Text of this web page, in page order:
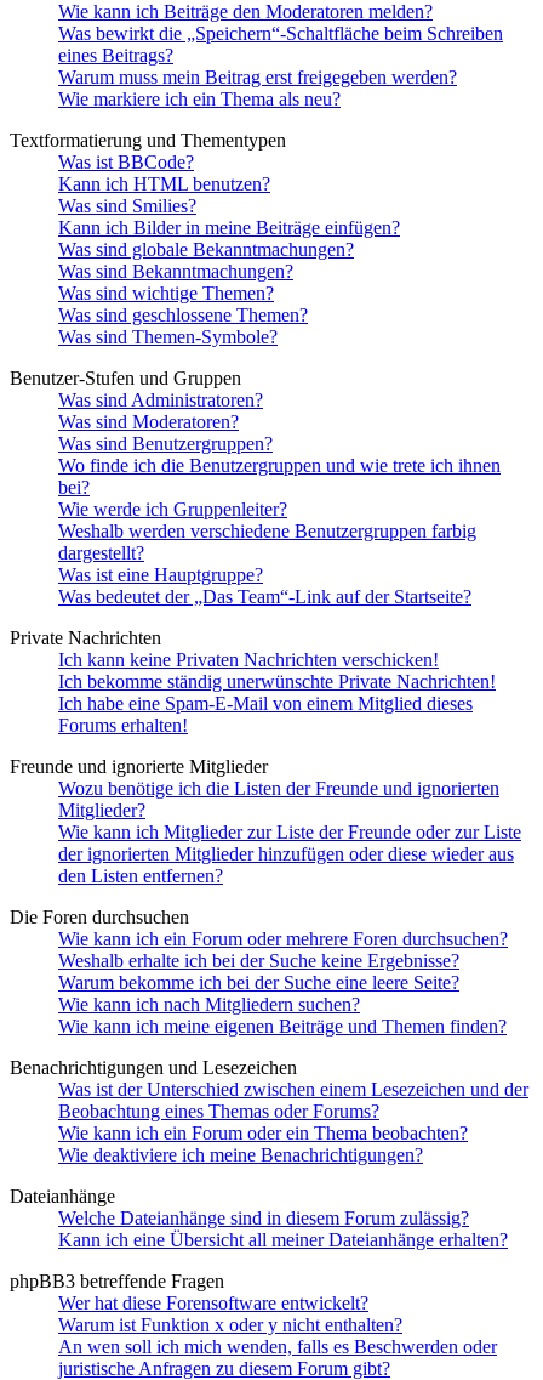
Wie kann ich Beiträge den Moderatoren melden?
Was bewirkt die „Speichern“-Schaltfläche beim Schreiben
eines Beitrags?
Warum muss mein Beitrag erst freigegeben werden?
Wie markiere ich ein Thema als neu?
Textformatierung und Thementypen
Was ist BBCode?
Kann ich HTML benutzen?
Was sind Smilies?
Kann ich Bilder in meine Beiträge einfügen?
Was sind globale Bekanntmachungen?
Was sind Bekanntmachungen?
Was sind wichtige Themen?
Was sind geschlossene Themen?
Was sind Themen-Symbole?
Benutzer-Stufen und Gruppen
Was sind Administratoren?
Was sind Moderatoren?
Was sind Benutzergruppen?
Wo finde ich die Benutzergruppen und wie trete ich ihnen
bei?
Wie werde ich Gruppenleiter?
Weshalb werden verschiedene Benutzergruppen farbig
dargestellt?
Was ist eine Hauptgruppe?
Was bedeutet der „Das Team“-Link auf der Startseite?
Private Nachrichten
Ich kann keine Privaten Nachrichten verschicken!
Ich bekomme ständig unerwünschte Private Nachrichten!
Ich habe eine Spam-E-Mail von einem Mitglied dieses
Forums erhalten!
Freunde und ignorierte Mitglieder
Wozu benötige ich die Listen der Freunde und ignorierten
Mitglieder?
Wie kann ich Mitglieder zur Liste der Freunde oder zur Liste
der ignorierten Mitglieder hinzufügen oder diese wieder aus
den Listen entfernen?
Die Foren durchsuchen
Wie kann ich ein Forum oder mehrere Foren durchsuchen?
Weshalb erhalte ich bei der Suche keine Ergebnisse?
Warum bekomme ich bei der Suche eine leere Seite?
Wie kann ich nach Mitgliedern suchen?
Wie kann ich meine eigenen Beiträge und Themen finden?
Benachrichtigungen und Lesezeichen
Was ist der Unterschied zwischen einem Lesezeichen und der
Beobachtung eines Themas oder Forums?
Wie kann ich ein Forum oder ein Thema beobachten?
Wie deaktiviere ich meine Benachrichtigungen?
Dateianhänge
Welche Dateianhänge sind in diesem Forum zulässig?
Kann ich eine Übersicht all meiner Dateianhänge erhalten?
phpBB3 betreffende Fragen
Wer hat diese Forensoftware entwickelt?
Warum ist Funktion x oder y nicht enthalten?
An wen soll ich mich wenden, falls es Beschwerden oder
juristische Anfragen zu diesem Forum gibt?